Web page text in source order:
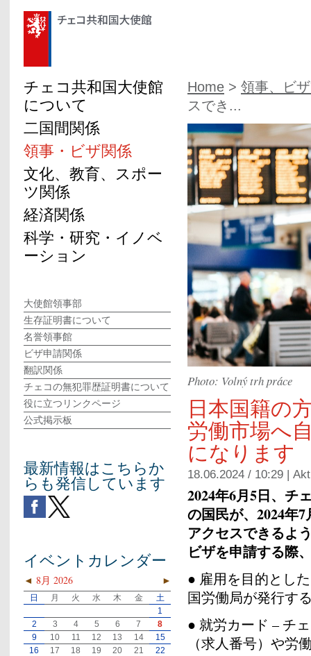
Home > 領事、ビ
スでき...
Photo: Volný trh práce
日本国籍の
労働市場へ
になります
18.06.2024 / 10:29 |
2024年6月5日、チ
の国民が、2024年
アクセスできるよ
ビザを申請する際
● 雇用を目的とし
国労働局が発行す
● 就労カード – チ
（求人番号）や労
チェコ共和国大使館
について
二国間関係
領事・ビザ関係
文化、教育、スポー
ツ関係
経済関係
科学・研究・イノベ
ーション
大使館領事部
生存証明書について
名誉領事館
ビザ申請関係
翻訳関係
チェコの無犯罪歴証明書について
役に立つリンクページ
公式掲示板
最新情報はこちらか
らも発信しています
イベントカレンダー
◄ ►
8月 2026
日 月 火 水 木 金
土
1
2
3 4 5 6 7
8
9
10 11 12 13 14
15
16
17 18 19 20 21
22